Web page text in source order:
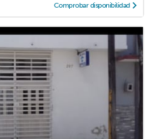
Comprobar disponibilidad